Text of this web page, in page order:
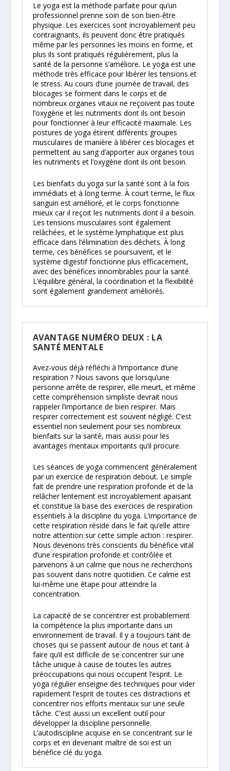
Le yoga est la méthode parfaite pour qu’un
professionnel prenne soin de son bien-être
physique. Les exercices sont incroyablement peu
contraignants, ils peuvent donc être pratiqués
même par les personnes les moins en forme, et
plus ils sont pratiqués régulièrement, plus la
santé de la personne s’améliore. Le yoga est une
méthode très efficace pour libérer les tensions et
le stress. Au cours d’une journée de travail, des
blocages se forment dans le corps et de
nombreux organes vitaux ne reçoivent pas toute
l’oxygène et les nutriments dont ils ont besoin
pour fonctionner à leur efficacité maximale. Les
postures de yoga étirent différents groupes
musculaires de manière à libérer ces blocages et
permettent au sang d’apporter aux organes tous
les nutriments et l’oxygène dont ils ont besoin.
Les bienfaits du yoga sur la santé sont à la fois
immédiats et à long terme. À court terme, le flux
sanguin est amélioré, et le corps fonctionne
mieux car il reçoit les nutriments dont il a besoin.
Les tensions musculaires sont également
relâchées, et le système lymphatique est plus
efficace dans l’élimination des déchets. À long
terme, ces bénéfices se poursuivent, et le
système digestif fonctionne plus efficacement,
avec des bénéfices innombrables pour la santé.
L’équilibre général, la coordination et la flexibilité
sont également grandement améliorés.
AVANTAGE NUMÉRO DEUX : LA
SANTÉ MENTALE
Avez-vous déjà réfléchi à l’importance d’une
respiration ? Nous savons que lorsqu’une
personne arrête de respirer, elle meurt, et même
cette compréhension simpliste devrait nous
rappeler l’importance de bien respirer. Mais
respirer correctement est souvent négligé. C’est
essentiel non seulement pour ses nombreux
bienfaits sur la santé, mais aussi pour les
avantages mentaux importants qu’il procure.
Les séances de yoga commencent généralement
par un exercice de respiration debout. Le simple
fait de prendre une respiration profonde et de la
relâcher lentement est incroyablement apaisant
et constitue la base des exercices de respiration
essentiels à la discipline du yoga. L’importance de
cette respiration réside dans le fait qu’elle attire
notre attention sur cette simple action : respirer.
Nous devenons très conscients du bénéfice vital
d’une respiration profonde et contrôlée et
parvenons à un calme que nous ne recherchons
pas souvent dans notre quotidien. Ce calme est
lui-même une étape pour atteindre la
concentration.
La capacité de se concentrer est probablement
la compétence la plus importante dans un
environnement de travail. Il y a toujours tant de
choses qui se passent autour de nous et tant à
faire qu’il est difficile de se concentrer sur une
tâche unique à cause de toutes les autres
préoccupations qui nous occupent l’esprit. Le
yoga régulier enseigne des techniques pour vider
rapidement l’esprit de toutes ces distractions et
concentrer nos efforts mentaux sur une seule
tâche. C’est aussi un excellent outil pour
développer la discipline personnelle.
L’autodiscipline acquise en se concentrant sur le
corps et en devenant maître de soi est un
bénéfice clé du yoga.